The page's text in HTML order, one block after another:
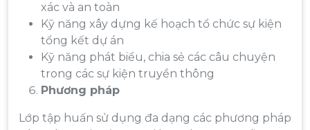
xác và an toàn
Kỹ năng xây dựng kế hoạch tổ chức sự kiện
tổng kết dự án
Kỹ năng phát biểu, chia sẻ các câu chuyện
trong các sự kiện truyền thông
Phương pháp
Lớp tập huấn sử dụng đa dạng các phương pháp